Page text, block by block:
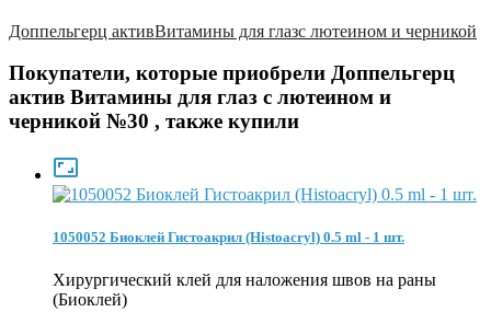
Доппельгерц активВитамины для глазс лютеином и черникой
Покупатели, которые приобрели Доппельгерц
актив Витамины для глаз с лютеином и
черникой №30 , также купили

1050052 Биоклей Гистоакрил (Histoacryl) 0.5 ml - 1 шт.
Хирургический клей для наложения швов на раны
(Биоклей)